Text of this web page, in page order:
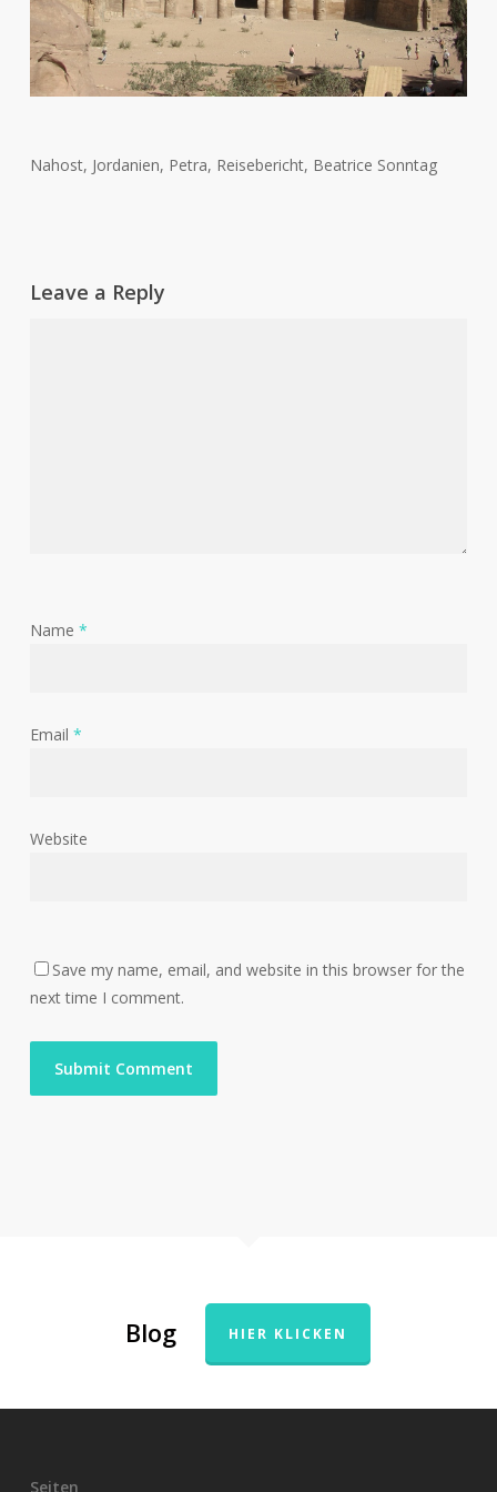
Nahost, Jordanien, Petra, Reisebericht, Beatrice Sonntag
Leave a Reply
Name *
Email *
Website
Save my name, email, and website in this browser for the
next time I comment.
Blog HIER KLICKEN
Seiten